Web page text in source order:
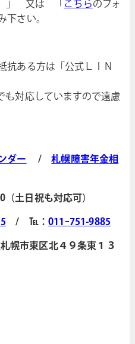
」 又は 「 こちらのフォ
さい。
ある方は「公式ＬＩＮ
も対応していますので遠慮
ダー /札幌障害年金相
土日祝も対応可）
/ ℡：011ｰ751-9885
幌市東区北４９条東１３